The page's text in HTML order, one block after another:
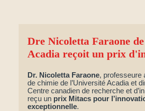
Dre Nicoletta Faraone
Acadia reçoit un prix
Dr. Nicoletta Faraone, professeure
de chimie de l’Université Acadia et
Centre canadien de recherche et
reçu un prix Mitacs pour
exceptionnelle.